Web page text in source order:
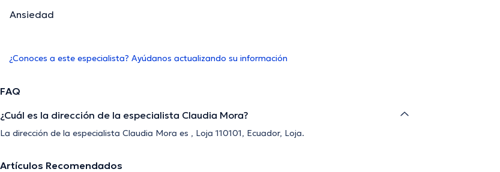
Ansiedad
¿Conoces a este especialista? Ayúdanos actualizando su información
FAQ
¿Cuál es la dirección de la especialista Claudia Mora?
La dirección de la especialista Claudia Mora es , Loja 110101, Ecuador, Loja.
Artículos Recomendados